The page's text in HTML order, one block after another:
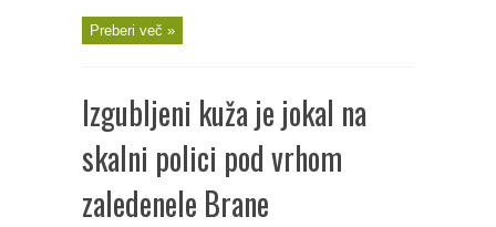
Preberi več »
Izgubljeni kuža je jokal na
skalni polici pod vrhom
zaledenele Brane